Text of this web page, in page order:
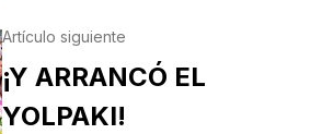
Artículo siguiente
¡Y ARRANCÓ EL
YOLPAKI!